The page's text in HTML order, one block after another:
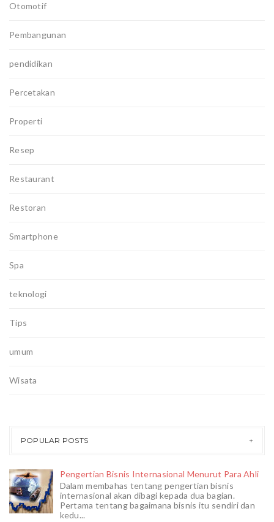
Otomotif
Pembangunan
pendidikan
Percetakan
Properti
Resep
Restaurant
Restoran
Smartphone
Spa
teknologi
Tips
umum
Wisata
POPULAR POSTS
Pengertian Bisnis Internasional Menurut Para Ahli
Dalam membahas tentang pengertian bisnis
internasional akan dibagi kepada dua bagian.
Pertama tentang bagaimana bisnis itu sendiri dan
kedu...